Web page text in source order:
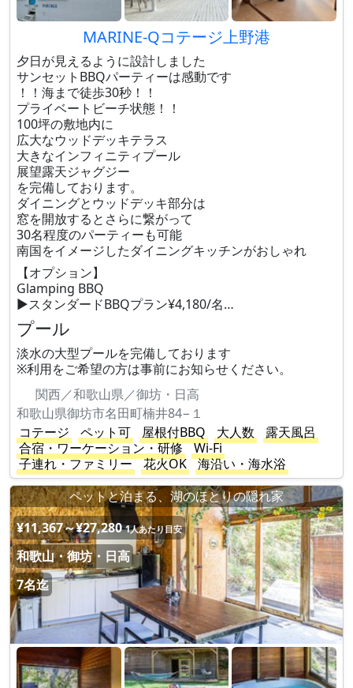
MARINE-Qコテージ上野港
夕日が見えるように設計しました
サンセットBBQパーティーは感動です
！！海まで徒歩30秒！！
プライベートビーチ状態！！
100坪の敷地内に
広大なウッドデッキテラス
大きなインフィニティプール
展望露天ジャグジー
を完備しております。
ダイニングとウッドデッキ部分は
窓を開放するとさらに繋がって
30名程度のパーティーも可能
南国をイメージしたダイニングキッチンがおしゃれ
【オプション】
Glamping BBQ
▶︎スタンダードBBQプラン¥4,180/名…
プール
淡水の大型プールを完備しております
※利用をご希望の方は事前にお知らせください。
関西／和歌山県／御坊・日高
和歌山県御坊市名田町楠井84−１
コテージ
ペット可 屋根付BBQ 大人数
露天風呂
合宿・ワーケーション・研修
Wi-Fi
子連れ・ファミリー
花火OK
海沿い・海水浴
ペットと泊まる、湖のほとりの隠れ家
¥11,367～¥27,280 1人あたり目安
和歌山・御坊・日高
7名迄